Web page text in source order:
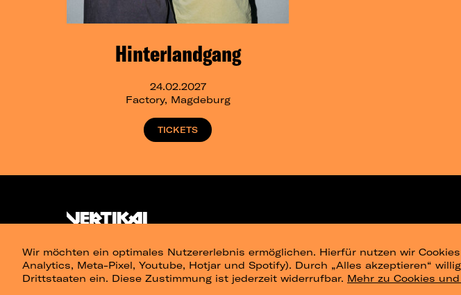
Hinterlandgang
24.02.2027
Factory, Magdeburg
TICKETS
Wir möchten ein optimales Nutzererlebnis ermöglichen. Hierfür nutzen wir
Analytics, Meta-Pixel, Youtube, Hotjar und Spotify). Durch „Alles akzeptieren“
Drittstaaten ein. Diese Zustimmung ist jederzeit widerrufbar. Mehr zu Cookies